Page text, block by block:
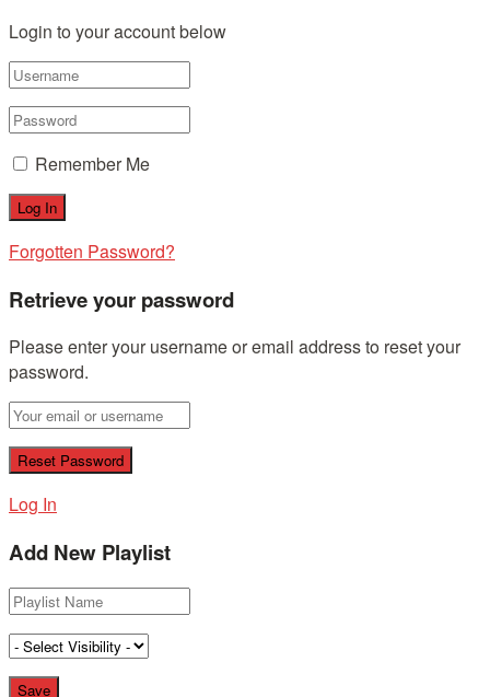
Login to your account below
Remember Me
Forgotten Password?
Retrieve your password
Please enter your username or email address to reset your
password.
Log In
Add New Playlist